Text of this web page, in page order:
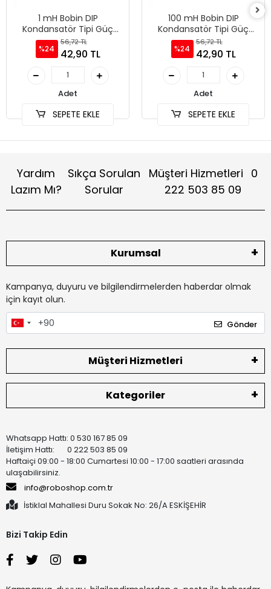
1 mH Bobin DIP
Kondansatör Tipi Güç
Bobini
%24
56,72 TL
42,90 TL
Adet
SEPETE EKLE
100 mH Bobin DIP
Kondansatör Tipi Güç
Bobini
%24
56,72 TL
42,90 TL
Adet
SEPETE EKLE
Yardım
Lazım Mı?
Sıkça Sorulan
Sorular
Müşteri Hizmetleri 0
222 503 85 09
Kurumsal
Kampanya, duyuru ve bilgilendirmelerden haberdar olmak
için kayıt olun.
Gönder
Müşteri Hizmetleri
Kategoriler
Whatsapp Hattı: 0 530 167 85 09
İletişim Hattı: 0 222 503 85 09
Haftaiçi 09:00 - 18:00 Cumartesi 10:00 - 17:00 saatleri arasında
ulaşabilirsiniz.
info@roboshop.com.tr
İstiklal Mahallesi Duru Sokak No: 26/A ESKİŞEHİR
Bizi Takip Edin